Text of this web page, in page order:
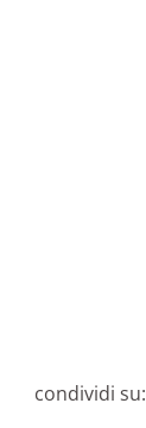
condividi su: